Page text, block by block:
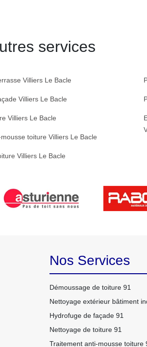
services
Villiers Le Bacle
Villiers Le Bacle
Villiers Le Bacle
toiture Villiers Le Bacle
Villiers Le Bacle
Nos Services
Démoussage de toiture 91
Nettoyage extérieur bâtiment
Hydrofuge de façade 91
Nettoyage de toiture 91
Traitement anti-mousse toiture